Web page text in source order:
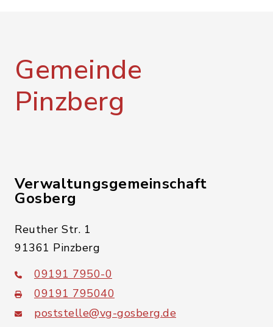
Gemeinde
Pinzberg
Verwaltungsgemeinschaft
Gosberg
Reuther Str. 1
91361 Pinzberg
09191 7950-0
09191 795040
poststelle@vg-gosberg.de